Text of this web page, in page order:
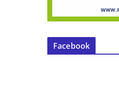
Facebook